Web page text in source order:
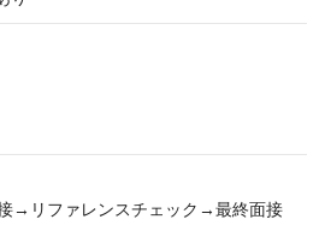
→リファレンスチェック→最終面接